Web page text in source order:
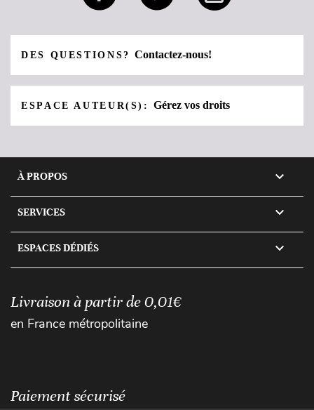
DES QUESTIONS?Contactez-nous!
ESPACE AUTEUR(S):Gérez vos droits
À PROPOS 
SERVICES 
ESPACES DÉDIÉS 
Livraison à partir de 0,01€
en France métropolitaine
Paiement sécurisé